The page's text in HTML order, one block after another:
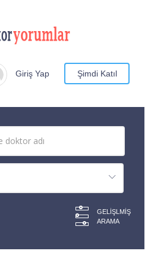
Giriş Yap Şimdi Katıl
GELIŞLMIŞ
ARAMA